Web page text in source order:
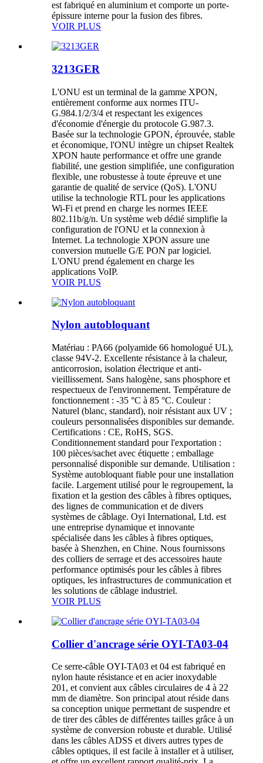
est fabriqué en aluminium et comporte un porte-
épissure interne pour la fusion des fibres.
VOIR PLUS
3213GER
L'ONU est un terminal de la gamme XPON,
entièrement conforme aux normes ITU-
G.984.1/2/3/4 et respectant les exigences
d'économie d'énergie du protocole G.987.3.
Basée sur la technologie GPON, éprouvée, stable
et économique, l'ONU intègre un chipset Realtek
XPON haute performance et offre une grande
fiabilité, une gestion simplifiée, une configuration
flexible, une robustesse à toute épreuve et une
garantie de qualité de service (QoS). L'ONU
utilise la technologie RTL pour les applications
Wi-Fi et prend en charge les normes IEEE
802.11b/g/n. Un système web dédié simplifie la
configuration de l'ONU et la connexion à
Internet. La technologie XPON assure une
conversion mutuelle G/E PON par logiciel.
L'ONU prend également en charge les
applications VoIP.
VOIR PLUS
Nylon autobloquant
Matériau : PA66 (polyamide 66 homologué UL),
classe 94V-2. Excellente résistance à la chaleur,
anticorrosion, isolation électrique et anti-
vieillissement. Sans halogène, sans phosphore et
respectueux de l'environnement. Température de
fonctionnement : -35 °C à 85 °C. Couleur :
Naturel (blanc, standard), noir résistant aux UV ;
couleurs personnalisées disponibles sur demande.
Certifications : CE, RoHS, SGS.
Conditionnement standard pour l'exportation :
100 pièces/sachet avec étiquette ; emballage
personnalisé disponible sur demande. Utilisation :
Système autobloquant fiable pour une installation
facile. Largement utilisé pour le regroupement, la
fixation et la gestion des câbles à fibres optiques,
des lignes de communication et de divers
systèmes de câblage. Oyi International, Ltd. est
une entreprise dynamique et innovante
spécialisée dans les câbles à fibres optiques,
basée à Shenzhen, en Chine. Nous fournissons
des colliers de serrage et des accessoires haute
performance optimisés pour les câbles à fibres
optiques, les infrastructures de communication et
les solutions de câblage industriel.
VOIR PLUS
Collier d'ancrage série OYI-TA03-04
Ce serre-câble OYI-TA03 et 04 est fabriqué en
nylon haute résistance et en acier inoxydable
201, et convient aux câbles circulaires de 4 à 22
mm de diamètre. Son principal atout réside dans
sa conception unique permettant de suspendre et
de tirer des câbles de différentes tailles grâce à un
système de conversion robuste et durable. Utilisé
dans les câbles ADSS et divers autres types de
câbles optiques, il est facile à installer et à utiliser,